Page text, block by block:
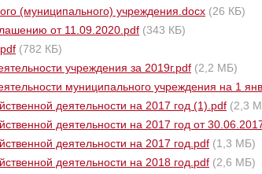
(муниципального) учреждения.docx (26 КБ)
от 11.09.2020.pdf (343 КБ)
(782 КБ)
учреждения за 2019г.pdf (2,2 МБ)
муниципального учреждения на 1
деятельности на 2017 год (1).pdf (2,3
деятельности на 2017 год от
деятельности на 2017 год.pdf (1,3 МБ)
деятельности на 2018 год.pdf (2,6 МБ)